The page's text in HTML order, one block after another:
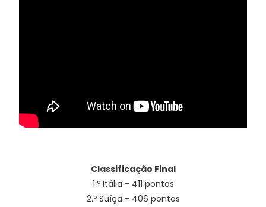
Classificação Final
1.º Itália - 411 pontos
2.º Suíça - 406 pontos